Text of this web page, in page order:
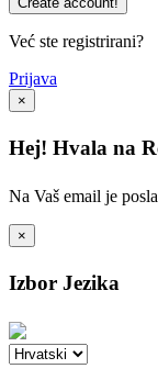
Već ste registrirani?
Prijava
×
Hej! Hvala na
Na Vaš email je
×
Izbor Jezika